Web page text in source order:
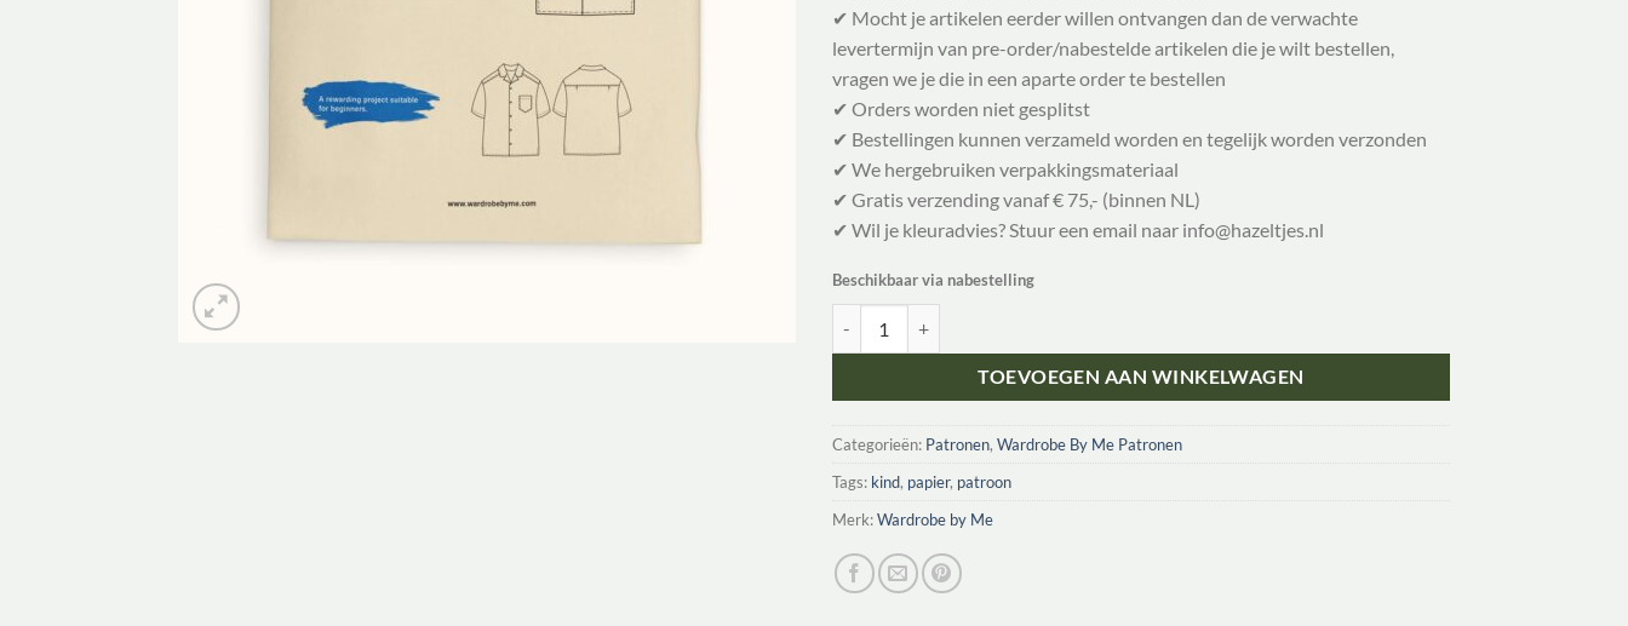
✔ Mocht je artikelen eerder willen ontvangen dan de verwachte
levertermijn van pre-order/nabestelde artikelen die je wilt bestellen,
vragen we je die in een aparte order te bestellen
✔ Orders worden niet gesplitst
✔ Bestellingen kunnen verzameld worden en tegelijk worden verzonden
✔ We hergebruiken verpakkingsmateriaal
✔ Gratis verzending vanaf € 75,- (binnen NL)
✔ Wil je kleuradvies? Stuur een email naar info@hazeltjes.nl
Beschikbaar via nabestelling
TOEVOEGEN AAN WINKELWAGEN
Categorieën: Patronen, Wardrobe By Me Patronen
Tags: kind, papier, patroon
Merk:Wardrobe by Me